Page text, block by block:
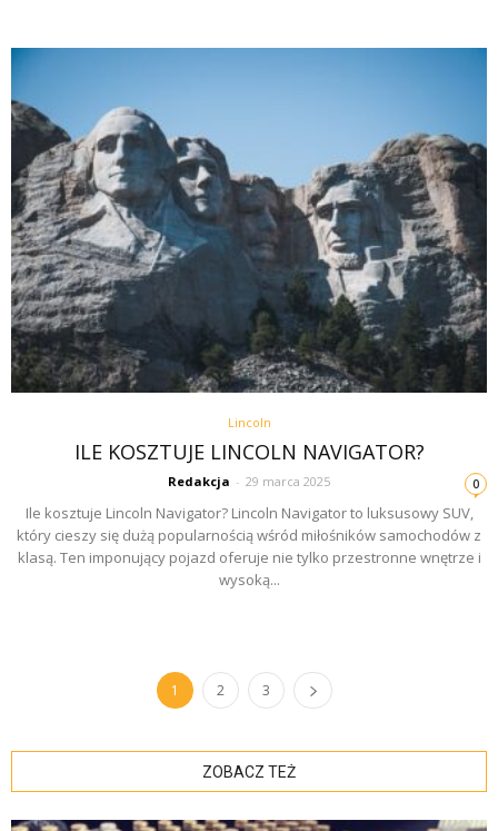
Lincoln
ILE KOSZTUJE LINCOLN NAVIGATOR?
Redakcja - 29 marca 2025 0
Ile kosztuje Lincoln Navigator? Lincoln Navigator to luksusowy SUV,
który cieszy się dużą popularnością wśród miłośników samochodów z
klasą. Ten imponujący pojazd oferuje nie tylko przestronne wnętrze i
wysoką...
1 2 3
ZOBACZ TEŻ